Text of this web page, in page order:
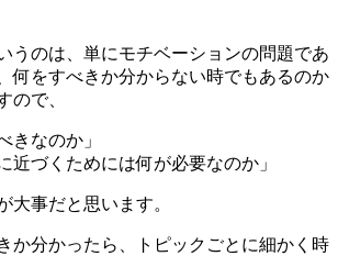
うのは、単にモチベーションの問題であ
何をすべきか分からない時でもあるのか
ので、
きなのか」
近づくためには何が必要なのか」
大事だと思います。
か分かったら、トピックごとに細かく時